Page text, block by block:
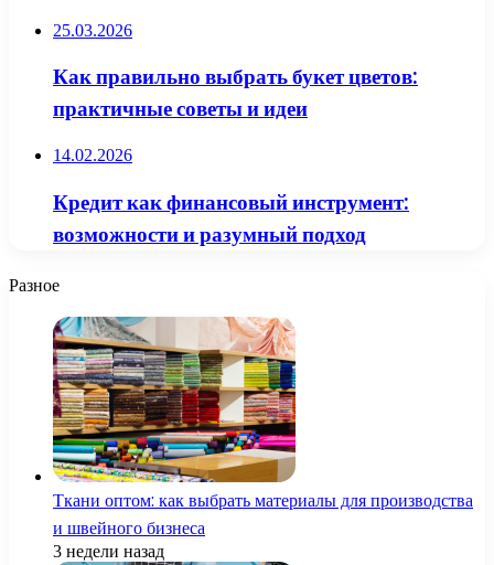
25.03.2026
Как правильно выбрать букет цветов:
практичные советы и идеи
14.02.2026
Кредит как финансовый инструмент:
возможности и разумный подход
Разное
Ткани оптом: как выбрать материалы для производства
и швейного бизнеса
3 недели назад